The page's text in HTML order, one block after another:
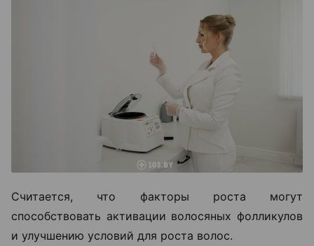
Считается, что факторы роста могут
способствовать активации волосяных фолликулов
и улучшению условий для роста волос.